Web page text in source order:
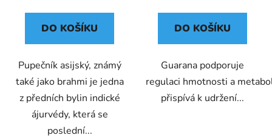
DO KOŠÍKU
Pupečník asijský, známý
také jako brahmi je jedna
z předních bylin indické
ájurvédy, která se
poslední...
DO KOŠÍKU
Guarana podporuje
regulaci hmotnosti a
přispívá k udržení...